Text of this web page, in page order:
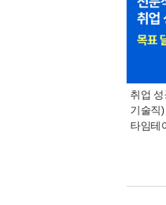
취업 성
기술직
타임테